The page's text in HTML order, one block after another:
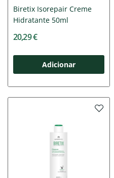
Biretix Isorepair Creme
Hidratante 50ml
20,29 €
Adicionar